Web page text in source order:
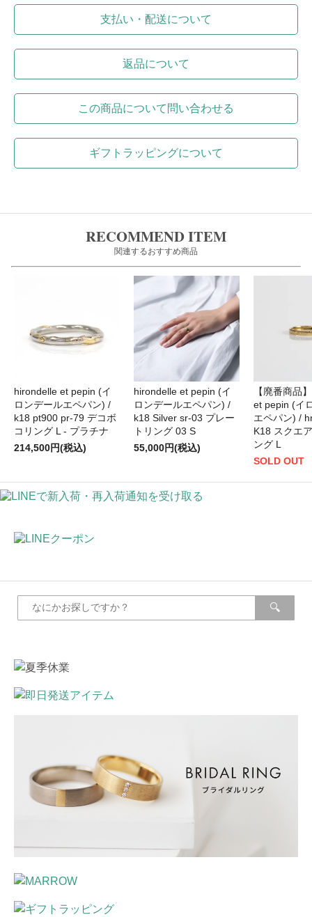
支払い・配送について
返品について
この商品について問い合わせる
ギフトラッピングについて
RECOMMEND ITEM
関連するおすすめ商品
hirondelle et pepin (イ
ロンデールエペパン) /
k18 pt900 pr-79 デコボ
コリング L - プラチナ
214,500円(税込)
hirondelle et pepin (イ
ロンデールエペパン) /
k18 Silver sr-03 プレー
トリング 03 S
55,000円(税込)
【廃番商品
et pepin (イ
エペパン) /
K18 スクエ
ング L
SOLD OUT